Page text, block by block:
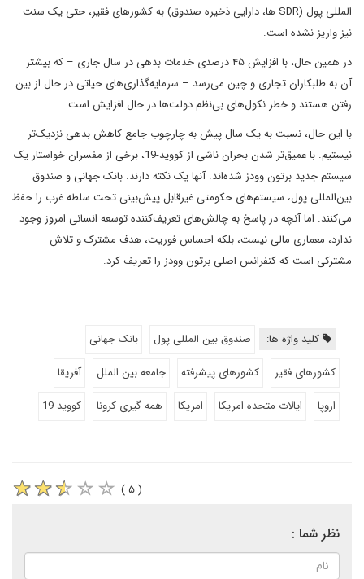
المللی پول (SDR ها، دارایی ذخیره صندوق) به کشورهای فقیر، حتی یک سنت
نیز واریز نشده است.
در همین حال، با افزایش ۴۵ درصدی خدمات بدهی در سال جاری – که بیشتر
آن به طلبکاران تجاری و چین می‌رسد – سرمایه‌گذاری‌های حیاتی در حال از بین
رفتن هستند و خطر نکول‌های بی‌نظم دولت‌ها در حال افزایش است.
با این حال، نسبت به یک سال پیش به چارچوب جامع کاهش بدهی نزدیک‌تر
نیستیم. با عمیق‌تر شدن بحران ناشی از کووید-19، برخی از مفسران خواستار یک
سیستم جدید برتون وودز شده‌اند. آنها یک نکته دارند. بانک جهانی و صندوق
بین‌المللی پول، سیستم‌های حکومتی غیرقابل پیش‌بینی تحت سلطه غرب را حفظ
می‌کنند. اما آنچه در پاسخ به چالش‌های تعریف‌کننده توسعه انسانی امروز وجود
ندارد، معماری مالی نیست، بلکه احساس فوریت، هدف مشترک و تلاش
مشترکی است که کنفرانس اصلی برتون وودز را تعریف کرد.
کلید واژه ها: صندوق بین المللی پول
بانک جهانی
کشورهای فقیر
کشورهای پیشرفته جامعه بین الملل
آفریقا
اروپا
ایالات متحده امریکا امریکا همه گیری کرونا کووید-19
( ۵ )
نظر شما :